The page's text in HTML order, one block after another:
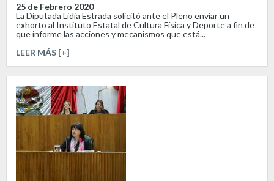
25 de Febrero 2020
La Diputada Lidia Estrada solicitó ante el Pleno enviar un
exhorto al Instituto Estatal de Cultura Física y Deporte a fin de
que informe las acciones y mecanismos que está...
LEER MÁS [+]